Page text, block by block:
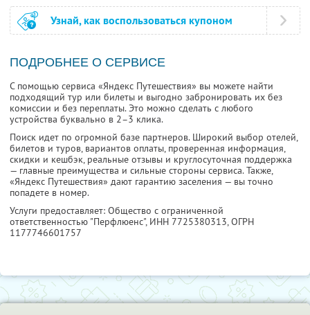
Узнай, как воспользоваться купоном
ПОДРОБНЕЕ О СЕРВИСЕ
С помощью сервиса «Яндекс Путешествия» вы можете найти
подходящий тур или билеты и выгодно забронировать их без
комиссии и без переплаты. Это можно сделать с любого
устройства буквально в 2–3 клика.
Поиск идет по огромной базе партнеров. Широкий выбор отелей,
билетов и туров, вариантов оплаты, проверенная информация,
скидки и кешбэк, реальные отзывы и круглосуточная поддержка
— главные преимущества и сильные стороны сервиса. Также,
«Яндекс Путешествия» дают гарантию заселения — вы точно
попадете в номер.
Услуги предоставляет: Общество с ограниченной
ответственностью "Перфлюенс", ИНН 7725380313, ОГРН
1177746601757